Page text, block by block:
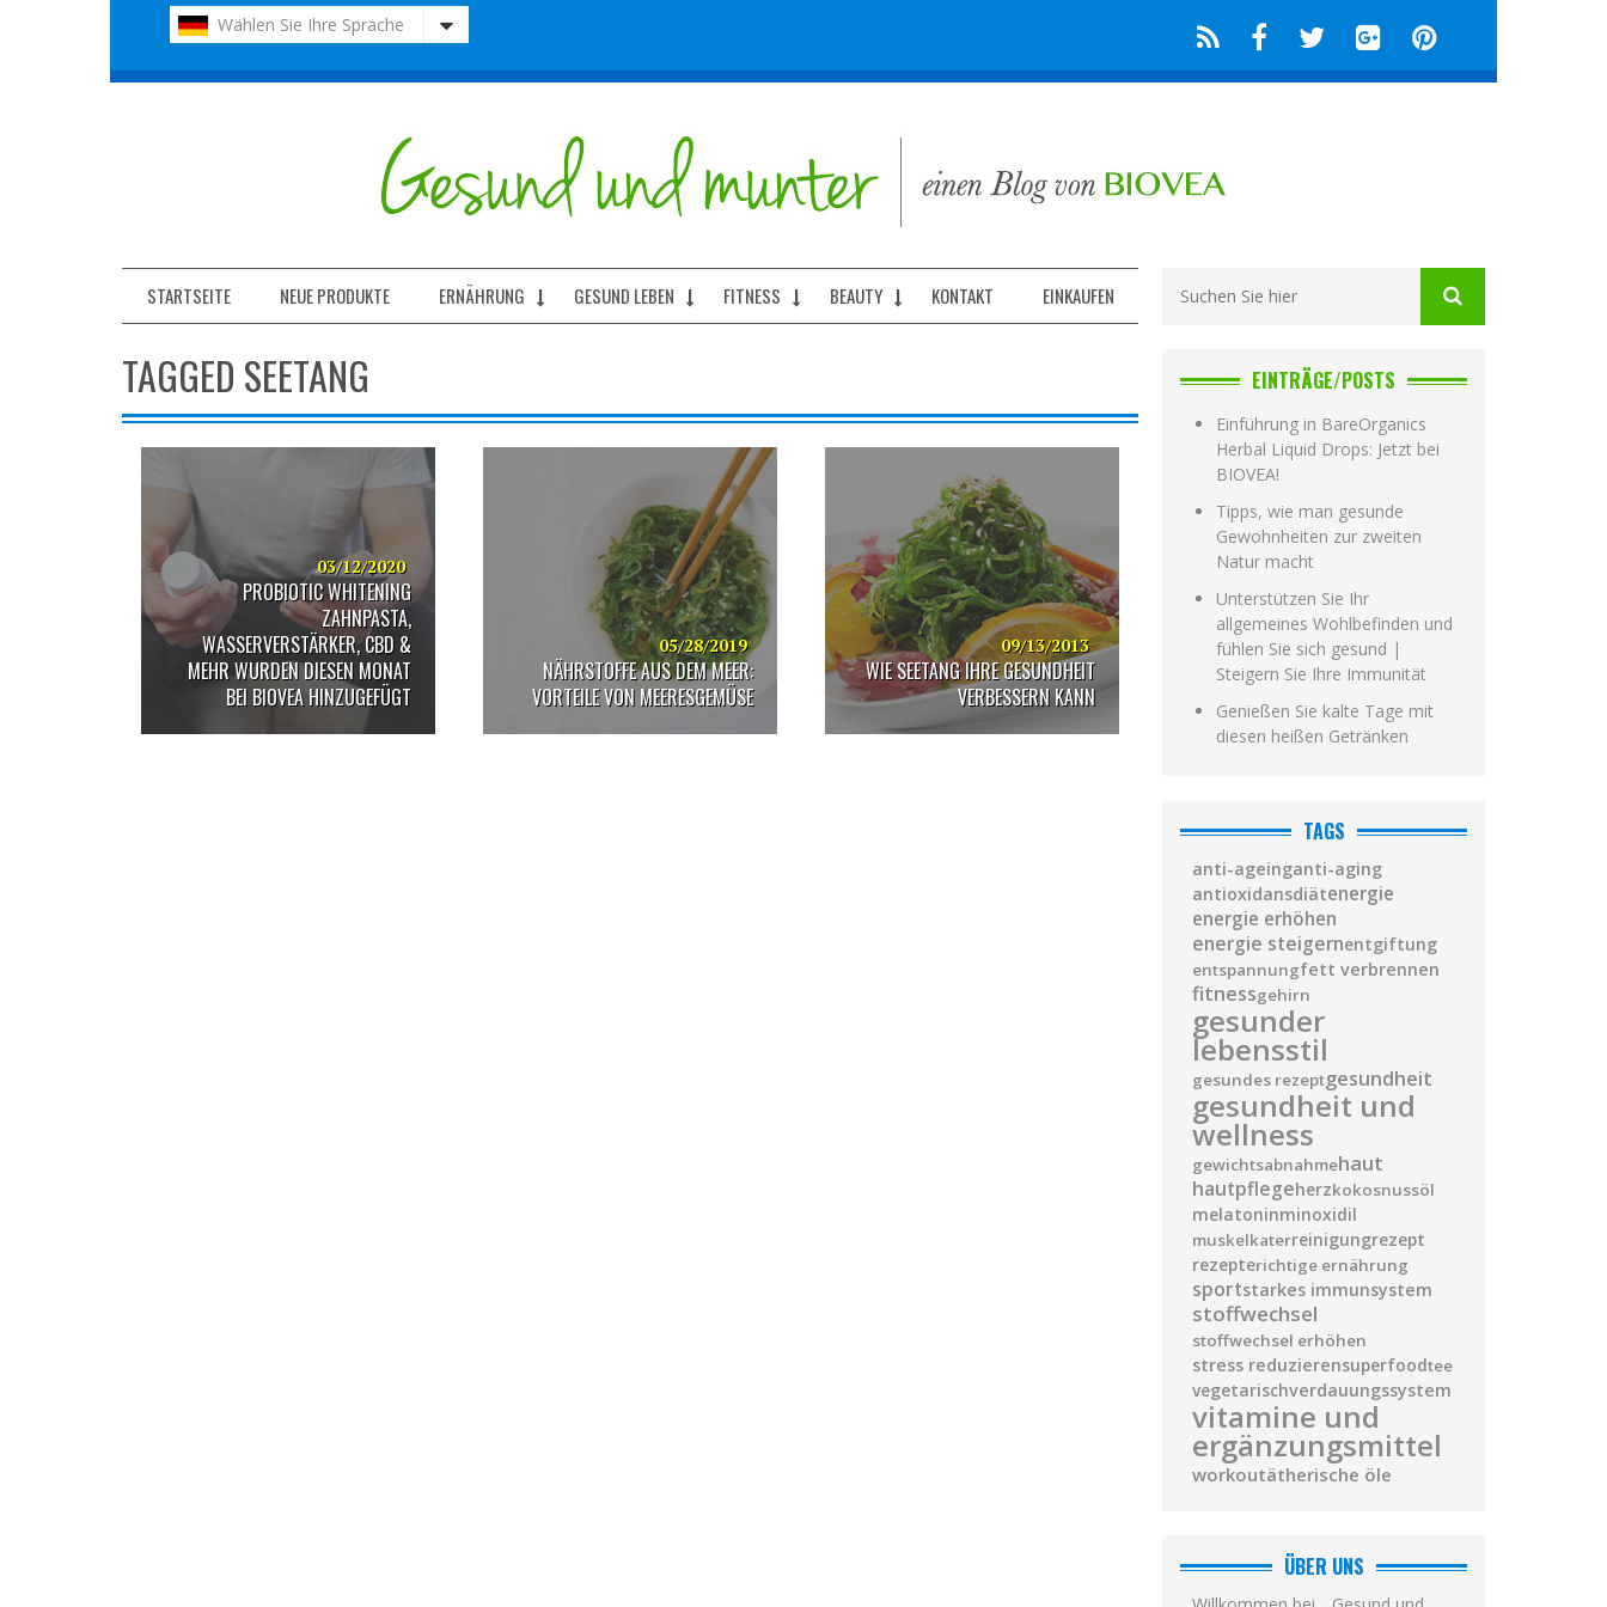
Wählen Sie Ihre Sprache
STARTSEITE NEUE PRODUKTE ERNÄHRUNG GESUND LEBEN FITNESS BEAUTY KONTAKT EINKAUFEN
TAGGED SEETANG
03/12/2020
PROBIOTIC WHITENING
ZAHNPASTA,
WASSERVERSTÄRKER, CBD &
MEHR WURDEN DIESEN MONAT
BEI BIOVEA HINZUGEFÜGT
05/28/2019
NÄHRSTOFFE AUS DEM MEER:
VORTEILE VON MEERESGEMÜSE
09/13/2013
WIE SEETANG IHRE GESUNDHEIT
VERBESSERN KANN
EINTRÄGE/POSTS
Einführung in BareOrganics
Herbal Liquid Drops: Jetzt bei
BIOVEA!
Tipps, wie man gesunde
Gewohnheiten zur zweiten
Natur macht
Unterstützen Sie Ihr
allgemeines Wohlbefinden und
fühlen Sie sich gesund |
Steigern Sie Ihre Immunität
Genießen Sie kalte Tage mit
diesen heißen Getränken
TAGS
anti-ageinganti-aging
antioxidansdiätenergie
energie erhöhen
energie steigernentgiftung
entspannungfett verbrennen
fitnessgehirn
gesunder
lebensstil
gesundes rezeptgesundheit
gesundheit und
wellness
gewichtsabnahmehaut
hautpflegeherzkokosnussöl
melatoninminoxidil
muskelkaterreinigungrezept
rezepterichtige ernährung
sportstarkes immunsystem
stoffwechsel
stoffwechsel erhöhen
stress reduzierensuperfoodtee
vegetarischverdauungssystem
vitamine und
ergänzungsmittel
workoutätherische öle
ÜBER UNS